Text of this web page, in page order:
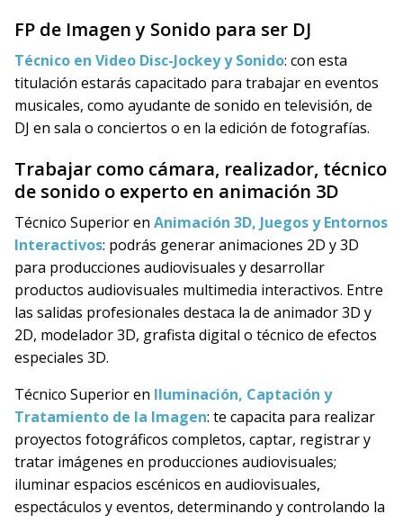
FP de Imagen y Sonido para ser DJ
Técnico en Video Disc-Jockey y Sonido: con esta
titulación estarás capacitado para trabajar en eventos
musicales, como ayudante de sonido en televisión, de
DJ en sala o conciertos o en la edición de fotografías.
Trabajar como cámara, realizador, técnico
de sonido o experto en animación 3D
Técnico Superior en Animación 3D, Juegos y Entornos
Interactivos: podrás generar animaciones 2D y 3D
para producciones audiovisuales y desarrollar
productos audiovisuales multimedia interactivos. Entre
las salidas profesionales destaca la de animador 3D y
2D, modelador 3D, grafista digital o técnico de efectos
especiales 3D.
Técnico Superior en Iluminación, Captación y
Tratamiento de la Imagen: te capacita para realizar
proyectos fotográficos completos, captar, registrar y
tratar imágenes en producciones audiovisuales;
iluminar espacios escénicos en audiovisuales,
espectáculos y eventos, determinando y controlando la